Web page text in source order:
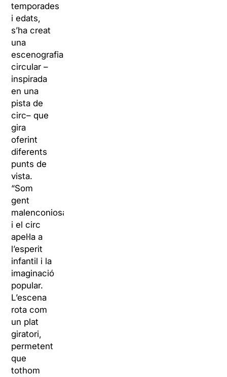
temporades
i edats,
s’ha creat
una
escenografia
circular –
inspirada
en una
pista de
circ– que
gira
oferint
diferents
punts de
vista.
“Som
gent
malenconiosa
i el circ
apel·la a
l’esperit
infantil i la
imaginació
popular.
L’escena
rota com
un plat
giratori,
permetent
que
tothom